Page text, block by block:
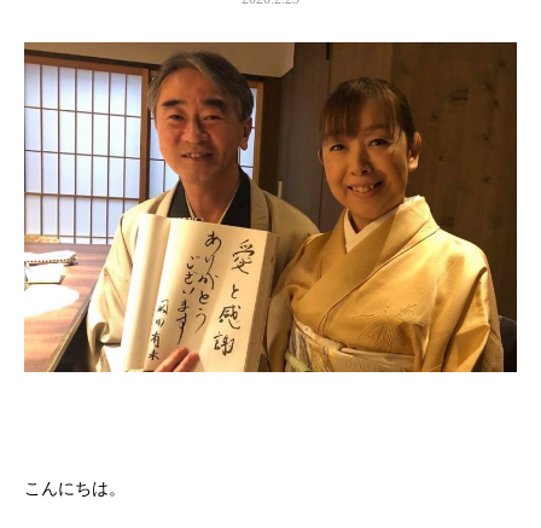
こんにちは。